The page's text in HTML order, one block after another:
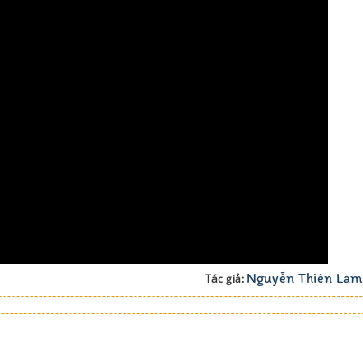
Tác giả: Nguyễn Thiên Lam